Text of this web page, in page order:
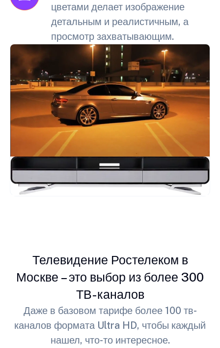
цветами делает изображение
детальным и реалистичным, а
просмотр захватывающим.
Телевидение Ростелеком в
Москве – это выбор из более 300
ТВ-каналов
Даже в базовом тарифе более 100 тв-
каналов формата Ultra HD, чтобы каждый
нашел, что-то интересное.